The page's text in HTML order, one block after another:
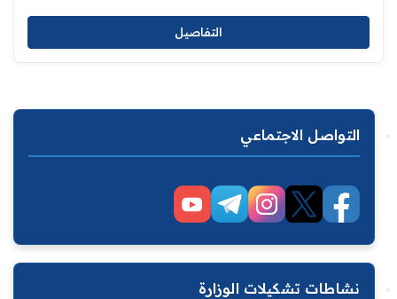
التفاصيل
التواصل الاجتماعي
نشاطات تشكيلات الوزارة